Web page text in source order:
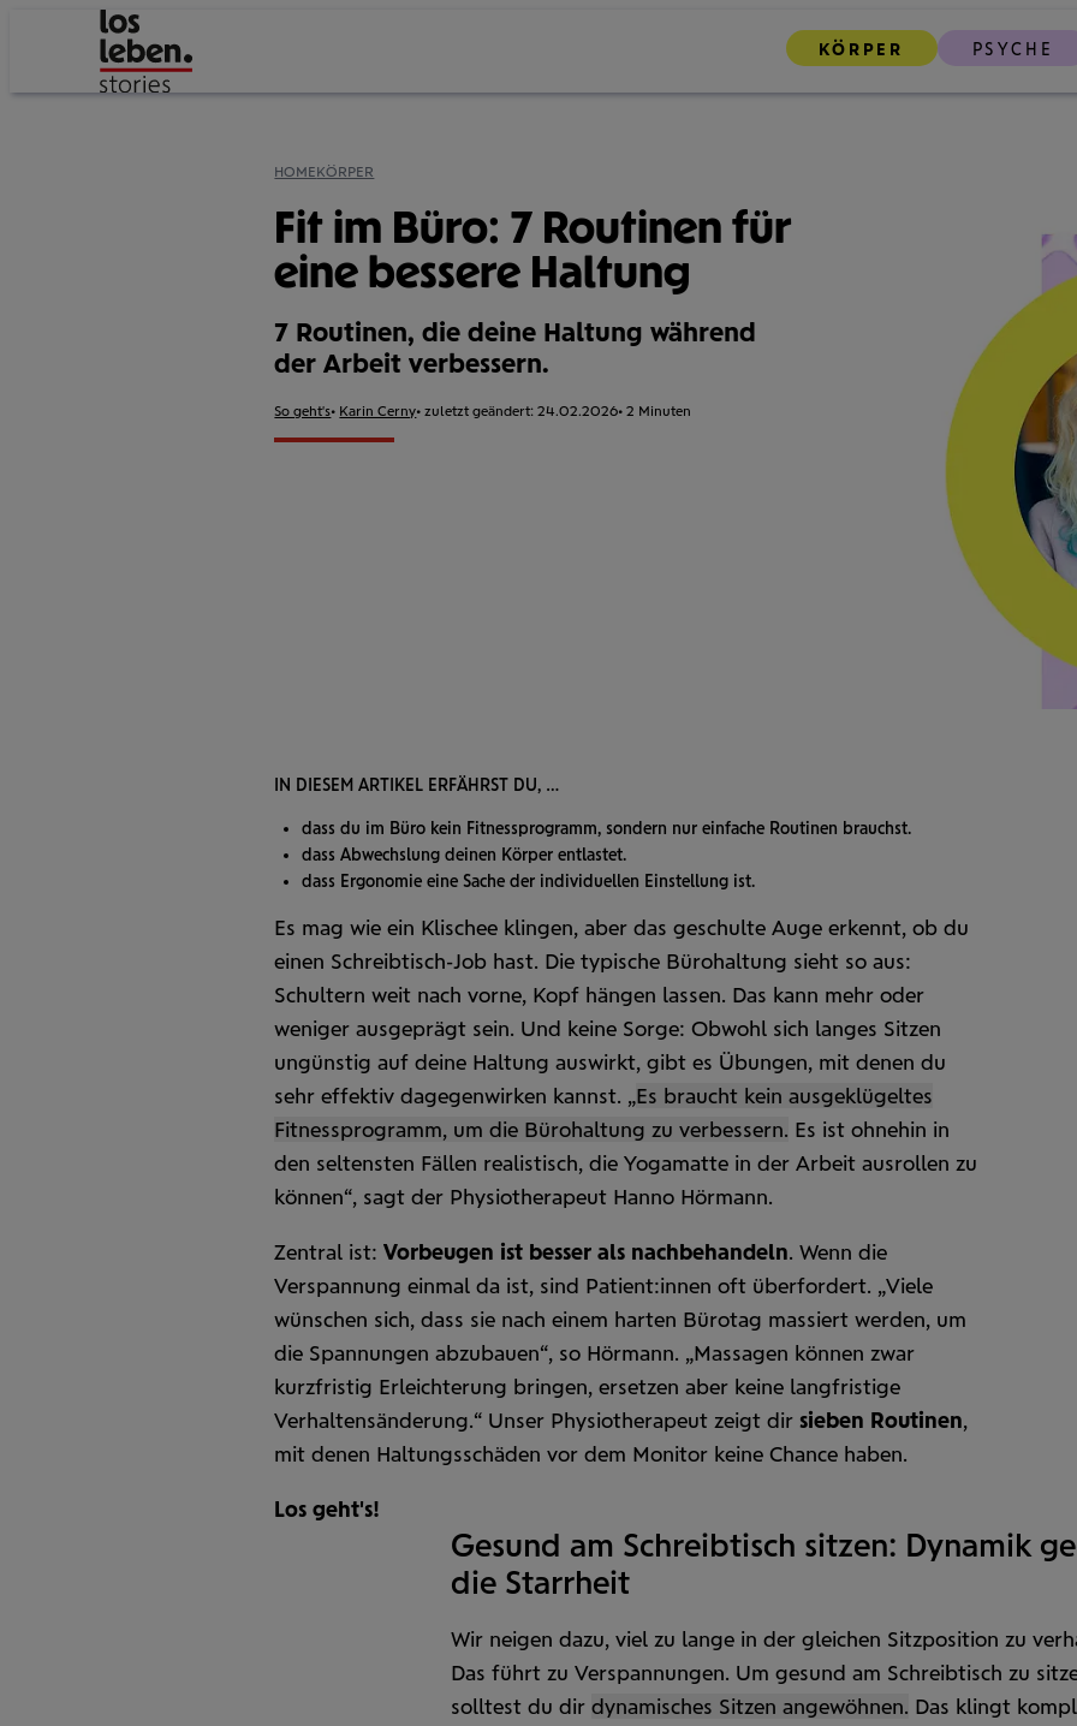
KÖRPER PSYCHE
HOMEKÖRPER
Fit im Büro: 7 Routinen für
eine bessere Haltung
7 Routinen, die deine Haltung während
der Arbeit verbessern.
Format:
So geht's Autor:
Karin Cerny zuletzt geändert: 24.02.2026 Lesezeit:
2 Minuten
IN DIESEM ARTIKEL ERFÄHRST DU, …
dass du im Büro kein Fitnessprogramm, sondern nur einfache Routinen brauchst.
dass Abwechslung deinen Körper entlastet.
dass Ergonomie eine Sache der individuellen Einstellung ist.
Es mag wie ein Klischee klingen, aber das geschulte Auge erkennt, ob du
einen Schreibtisch-Job hast. Die typische Büro­haltung sieht so aus:
Schultern weit nach vorne, Kopf hängen lassen. Das kann mehr oder
weniger ausgeprägt sein. Und keine Sorge: Obwohl sich langes Sitzen
ungünstig auf deine Haltung auswirkt, gibt es Übungen, mit denen du
sehr effektiv dagegen­wirken kannst. „Es braucht kein aus­geklügeltes
Fitness­programm, um die Büro­haltung zu verbessern. Es ist ohnehin in
den seltensten Fällen realistisch, die Yoga­matte in der Arbeit ausrollen zu
können“, sagt der Physio­therapeut Hanno Hörmann.
Zentral ist:Vorbeugen ist besser als nach­behandeln. Wenn die
Verspannung einmal da ist, sind Patient:innen oft über­fordert. „Viele
wünschen sich, dass sie nach einem harten Büro­tag massiert werden, um
die Spannungen abzubauen“, so Hörmann. „Massagen können zwar
kurzfristig Erleichterung bringen, ersetzen aber keine langfristige
Verhaltens­änderung.“ Unser Physiotherapeut zeigt dirsieben Routinen,
mit denen Haltungs­schäden vor dem Monitor keine Chance haben.
Los geht's!
Gesund am Schreibtisch sitzen: Dynamik
die Starrheit
Wir neigen dazu, viel zu lange in der gleichen Sitz­position zu
Das führt zu Ver­spannungen. Um gesund am Schreibtisch zu
solltest du dir dynamisches Sitzen angewöhnen. Das klingt